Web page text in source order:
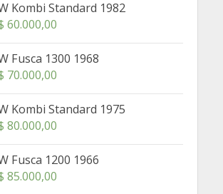
Kombi Standard 1982
60.000,00
Fusca 1300 1968
70.000,00
Kombi Standard 1975
80.000,00
Fusca 1200 1966
85.000,00